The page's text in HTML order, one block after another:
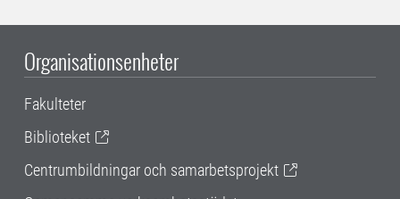
Organisationsenheter
Fakulteter
Biblioteket
Centrumbildningar och samarbetsprojekt